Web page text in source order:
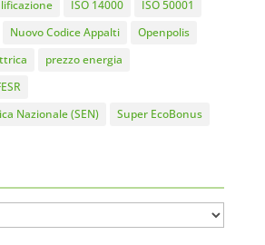
ISO 14000
ISO 50001
Nuovo Codice Appalti
Openpolis
prezzo energia
Nazionale (SEN)
Super EcoBonus